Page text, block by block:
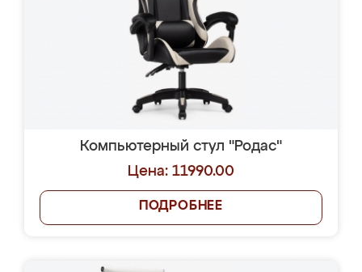
Компьютерный стул "Родас"
Цена: 11990.00
ПОДРОБНЕЕ